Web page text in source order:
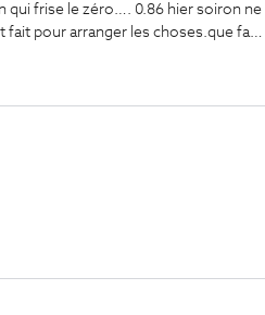
qui frise le zéro…. 0.86 hier soiron ne
fait pour arranger les choses.que faut